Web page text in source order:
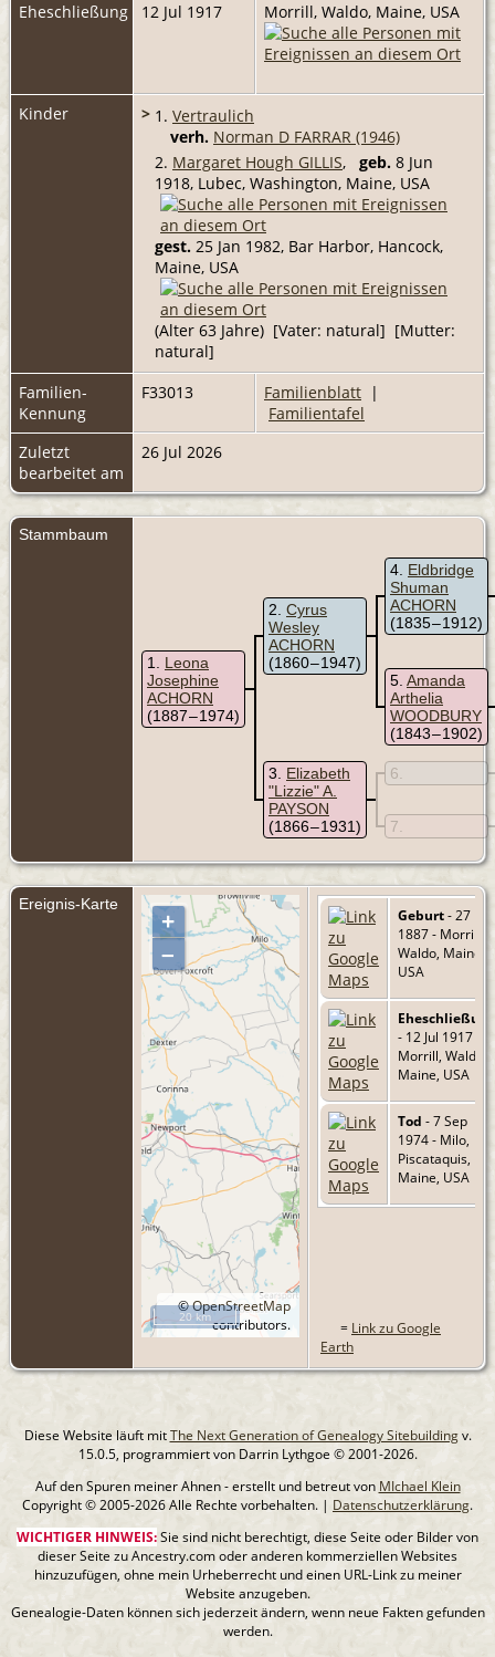
Eheschließung 12 Jul 1917 Morrill, Waldo, Maine, USA
Kinder > 1. Vertraulich
verh. Norman D FARRAR (1946)
2. Margaret Hough GILLIS, geb. 8 Jun
1918, Lubec, Washington, Maine, USA
gest. 25 Jan 1982, Bar Harbor, Hancock,
Maine, USA
(Alter 63 Jahre) [Vater: natural] [Mutter:
natural]
Familien-
Kennung
F33013 Familienblatt |
Familientafel
Zuletzt
bearbeitet am
26 Jul 2026
Stammbaum
1
Leona
Josephine
ACHORN
(1887 – 1974)
2 Cyrus
Wesley
ACHORN
(1860 – 1947)
4 Eldbridge
Shuman
ACHORN
(1835 – 1912)
5 Amanda
Arthelia
WOODBURY
(1843 – 1902)
3
Elizabeth
"Lizzie" A.
PAYSON
(1866 – 1931)
6
7
Ereignis-Karte
+
–
©OpenStreetMap
contributors.
20 km
Geburt- 27 Feb
1887 - Morrill,
Waldo, Maine,
USA
Eheschließung
- 12 Jul 1917 -
Morrill, Waldo,
Maine, USA
Tod - 7 Sep
1974 - Milo,
Piscataquis,
Maine, USA
= Link zu Google
Earth
Diese Website läuft mitThe Next Generation of Genealogy Sitebuildingv.
15.0.5, programmiert von Darrin Lythgoe © 2001-2026.
Auf den Spuren meiner Ahnen - erstellt und betreut von MIchael Klein
Copyright © 2005-2026 Alle Rechte vorbehalten. | Datenschutzerklärung.
WICHTIGER HINWEIS:Sie sind nicht berechtigt, diese Seite oder Bilder von
dieser Seite zu Ancestry.com oder anderen kommerziellen Websites
hinzuzufügen, ohne mein Urheberrecht und einen URL-Link zu meiner
Website anzugeben.
Genealogie-Daten können sich jederzeit ändern, wenn neue Fakten gefunden
werden.